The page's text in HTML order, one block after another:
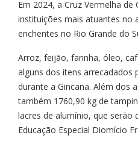
Em 2024, a Cruz Vermelha
instituições mais atuantes no
enchentes no Rio Grande do
Arroz, feijão, farinha, óleo,
alguns dos itens arrecadados
durante a Gincana. Além dos
também 1760,90 kg de
lacres de alumínio, que
Educação Especial Diomício